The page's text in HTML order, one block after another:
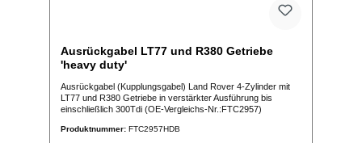
Ausrückgabel LT77 und R380 Getriebe
'heavy duty'
Ausrückgabel (Kupplungsgabel) Land Rover 4-Zylinder mit
LT77 und R380 Getriebe in verstärkter Ausführung bis
einschließlich 300Tdi (OE-Vergleichs-Nr.:FTC2957)
Produktnummer: FTC2957HDB